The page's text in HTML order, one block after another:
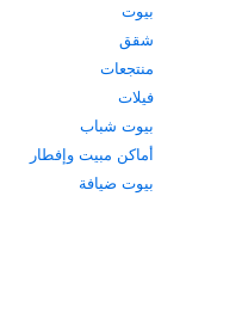
بيوت
شقق
منتجعات
فيلات
بيوت شباب
أماكن مبيت وإفطار
بيوت ضيافة